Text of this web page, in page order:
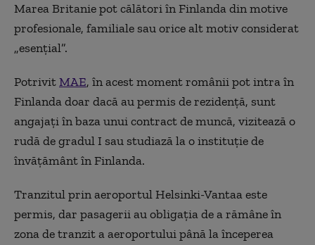
Marea Britaniepot călători în Finlanda din motive
profesionale, familiale sau orice alt motiv considerat
„esenţial”.
PotrivitMAE, în acest moment românii pot intra în
Finlanda doar dacă au permis de rezidență, sunt
angajați în baza unui contract de muncă, vizitează o
rudă de gradul I sau studiază la o instituție de
învățământ în Finlanda.
Tranzitul prin aeroportul Helsinki-Vantaa este
permis, dar pasagerii au obligația de a rămâne în
zona de tranzit a aeroportului până la începerea